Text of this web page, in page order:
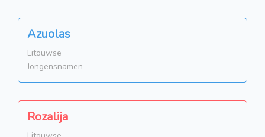
Azuolas
Litouwse
Jongensnamen
Rozalija